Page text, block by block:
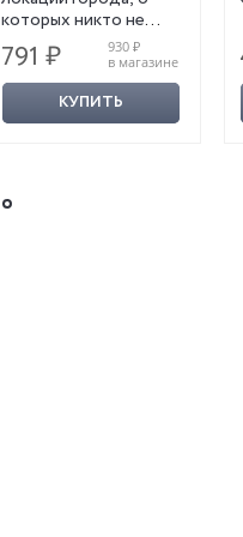
которых никто не
знает
791 ₽
930 ₽
в магазине
КУПИТЬ